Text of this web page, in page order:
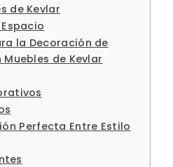
de Kevlar
la Decoración de
de Kevlar
Perfecta Entre Estilo